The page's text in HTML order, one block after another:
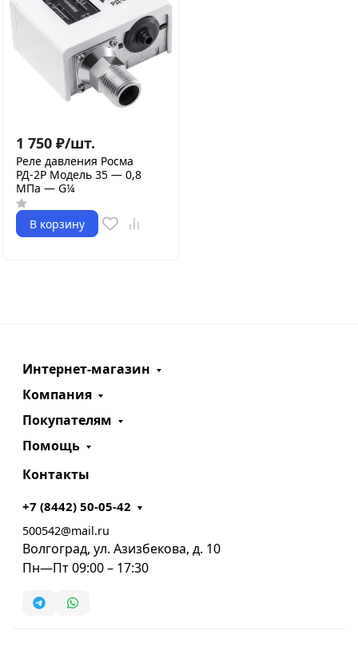
1 750 ₽/шт.
Реле давления Росма
РД-2Р Модель 35 — 0,8
МПа — G¼
В корзину
Интернет-магазин
Компания
Покупателям
Помощь
Контакты
+7 (8442) 50-05-42
500542@mail.ru
Волгоград, ул. Азизбекова, д. 10
Пн—Пт 09:00 – 17:30